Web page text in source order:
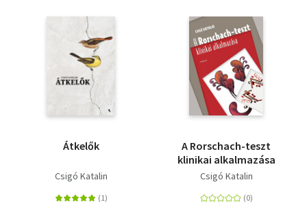
Társadalomtudomány
Természettudomány
Történelem
Átkelők
Csigó Katalin
A Rorschach-teszt
klinikai alkalmazása
Csigó Katalin